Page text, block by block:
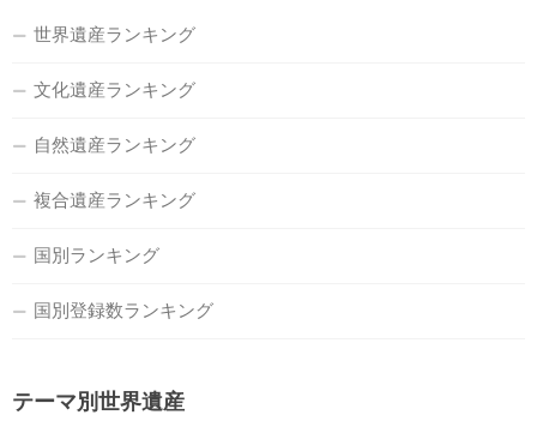
世界遺産ランキング
文化遺産ランキング
自然遺産ランキング
複合遺産ランキング
国別ランキング
国別登録数ランキング
テーマ別世界遺産